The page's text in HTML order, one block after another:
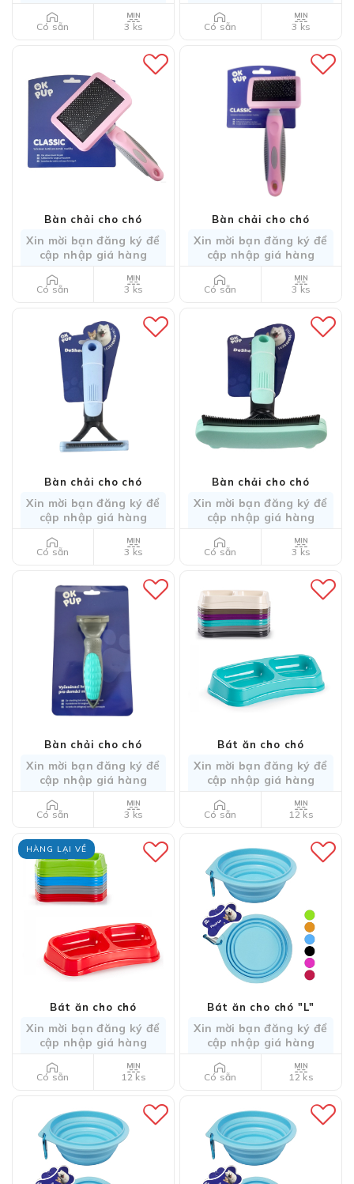
Có sẵn 3 ks Có sẵn 3 ks
Bàn chải cho chó
Xin mời bạn đăng ký để
cập nhập giá hàng
Có sẵn 3 ks
Bàn chải cho chó
Xin mời bạn đăng ký để
cập nhập giá hàng
Có sẵn 3 ks
Bàn chải cho chó
Xin mời bạn đăng ký để
cập nhập giá hàng
Có sẵn 3 ks
Bàn chải cho chó
Xin mời bạn đăng ký để
cập nhập giá hàng
Có sẵn 3 ks
Bàn chải cho chó
Xin mời bạn đăng ký để
cập nhập giá hàng
Có sẵn 3 ks
Bát ăn cho chó
Xin mời bạn đăng ký để
cập nhập giá hàng
Có sẵn 12 ks
HÀNG LẠI VỀ
Bát ăn cho chó
Xin mời bạn đăng ký để
cập nhập giá hàng
Có sẵn 12 ks
Bát ăn cho chó "L"
Xin mời bạn đăng ký để
cập nhập giá hàng
Có sẵn 12 ks